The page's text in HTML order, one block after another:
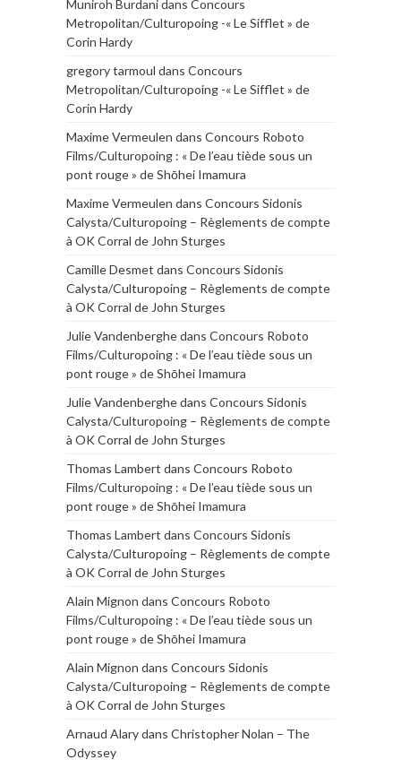
Muniroh Burdanidans Concours
Metropolitan/Culturopoing -« Le Sifflet » de
Corin Hardy
gregory tarmoul dans Concours
Metropolitan/Culturopoing -« Le Sifflet » de
Corin Hardy
Maxime Vermeulen dans Concours Roboto
Films/Culturopoing : « De l’eau tiède sous un
pont rouge » de Shōhei Imamura
Maxime Vermeulen dans Concours Sidonis
Calysta/Culturopoing – Règlements de compte
à OK Corral de John Sturges
Camille Desmet dans Concours Sidonis
Calysta/Culturopoing – Règlements de compte
à OK Corral de John Sturges
Julie Vandenberghedans Concours Roboto
Films/Culturopoing : « De l’eau tiède sous un
pont rouge » de Shōhei Imamura
Julie Vandenberghedans Concours Sidonis
Calysta/Culturopoing – Règlements de compte
à OK Corral de John Sturges
Thomas Lambert dans Concours Roboto
Films/Culturopoing : « De l’eau tiède sous un
pont rouge » de Shōhei Imamura
Thomas Lambert dans Concours Sidonis
Calysta/Culturopoing – Règlements de compte
à OK Corral de John Sturges
Alain Mignon dans Concours Roboto
Films/Culturopoing : « De l’eau tiède sous un
pont rouge » de Shōhei Imamura
Alain Mignon dans Concours Sidonis
Calysta/Culturopoing – Règlements de compte
à OK Corral de John Sturges
Arnaud Alarydans Christopher Nolan – The
Odyssey